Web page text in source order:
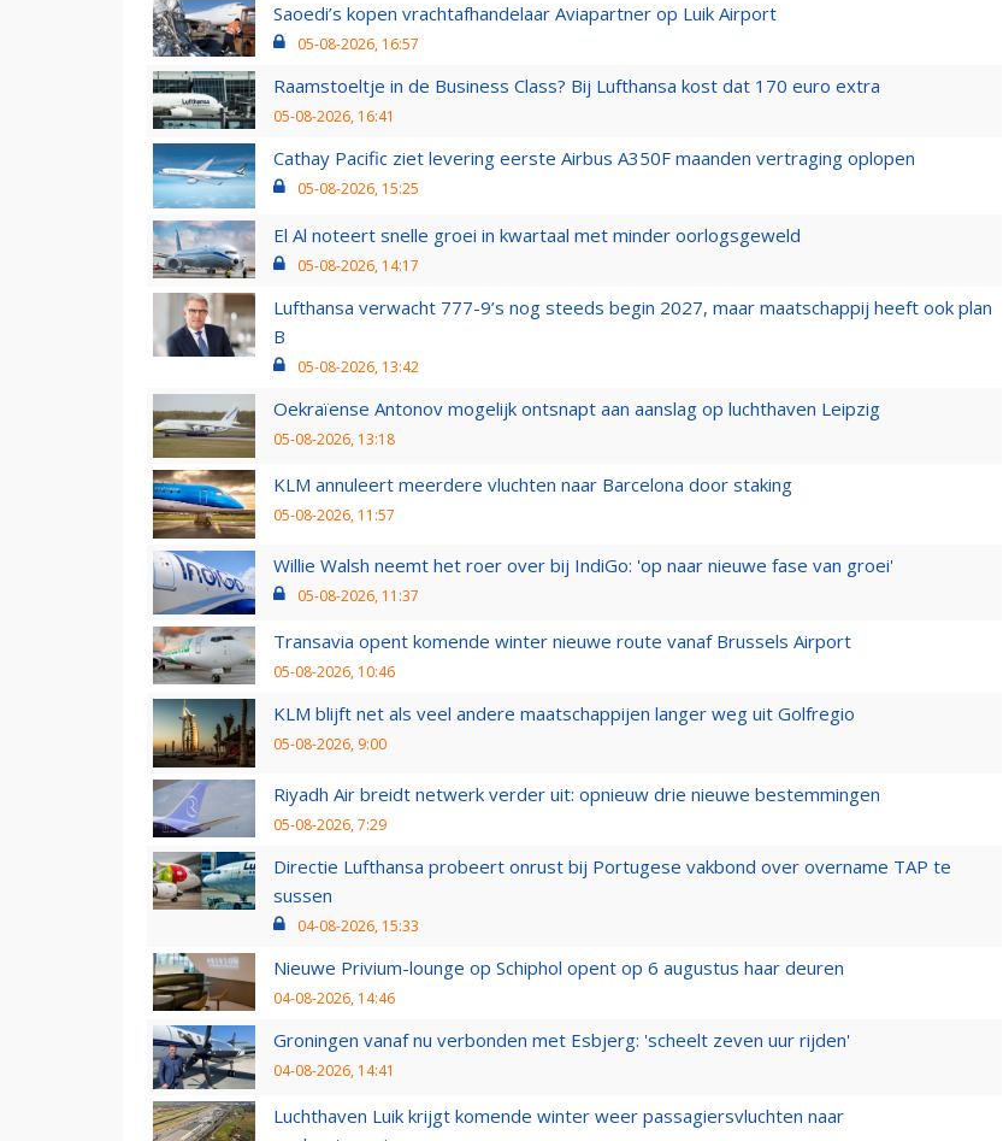
Saoedi’s kopen vrachtafhandelaar Aviapartner op Luik Airport
05-08-2026, 16:57
Raamstoeltje in de Business Class? Bij Lufthansa kost dat 170 euro extra
05-08-2026, 16:41
Cathay Pacific ziet levering eerste Airbus A350F maanden vertraging oplopen
05-08-2026, 15:25
El Al noteert snelle groei in kwartaal met minder oorlogsgeweld
05-08-2026, 14:17
Lufthansa verwacht 777-9’s nog steeds begin 2027, maar maatschappij heeft ook plan
B
05-08-2026, 13:42
Oekraïense Antonov mogelijk ontsnapt aan aanslag op luchthaven Leipzig
05-08-2026, 13:18
KLM annuleert meerdere vluchten naar Barcelona door staking
05-08-2026, 11:57
Willie Walsh neemt het roer over bij IndiGo: 'op naar nieuwe fase van groei'
05-08-2026, 11:37
Transavia opent komende winter nieuwe route vanaf Brussels Airport
05-08-2026, 10:46
KLM blijft net als veel andere maatschappijen langer weg uit Golfregio
05-08-2026, 9:00
Riyadh Air breidt netwerk verder uit: opnieuw drie nieuwe bestemmingen
05-08-2026, 7:29
Directie Lufthansa probeert onrust bij Portugese vakbond over overname TAP te
sussen
04-08-2026, 15:33
Nieuwe Privium-lounge op Schiphol opent op 6 augustus haar deuren
04-08-2026, 14:46
Groningen vanaf nu verbonden met Esbjerg: 'scheelt zeven uur rijden'
04-08-2026, 14:41
Luchthaven Luik krijgt komende winter weer passagiersvluchten naar